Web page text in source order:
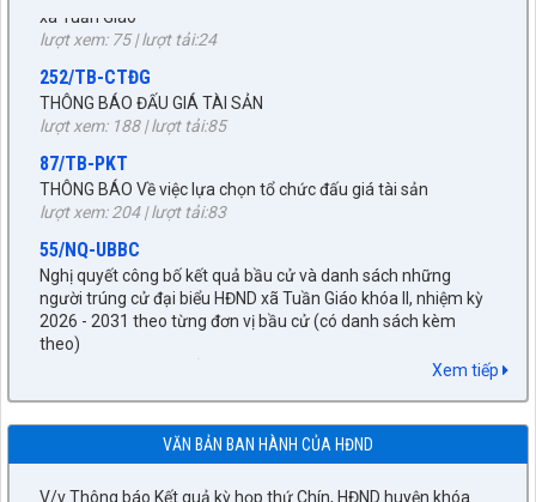
252/TB-CTĐG
THÔNG BÁO ĐẤU GIÁ TÀI SẢN
lượt xem: 188 | lượt tải:85
87/TB-PKT
THÔNG BÁO Về việc lựa chọn tổ chức đấu giá tài sản
lượt xem: 204 | lượt tải:83
55/NQ-UBBC
Nghị quyết công bố kết quả bầu cử và danh sách những
người trúng cử đại biểu HĐND xã Tuần Giáo khóa II, nhiệm kỳ
2026 - 2031 theo từng đơn vị bầu cử (có danh sách kèm
theo)
lượt xem: 376 | lượt tải:173
672/KH-UBND
KẾ HOẠCH tháng 3 năm 2026 Đấu giá quyền sử dụng đất, để
giao đất có thu tiền sử dụng đất thông qua hình thức đấu giá
quyền sử dụng đất năm 2026
lượt xem: 263 | lượt tải:244
92/QĐ-BNG
Xem tiếp
VĂN BẢN BAN HÀNH CỦA HĐND
27/NQ-HĐND
Về chủ trương sắp xếp đơn vị hành chính cấp xã trên địa bàn
huyện Tuần Giáo, tỉnh Điện Biên (gửi bản kèm Biên Bản kỳ
89/TB-HĐND
V/v Thông báo Kết quả kỳ họp thứ Chín, HĐND huyện khóa
lượt xem: 1476 | lượt tải:429